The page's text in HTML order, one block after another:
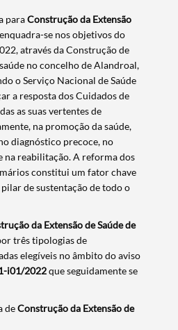
paraConstrução da Extensão
se nos objetivos do
através da Construção de
no concelho de Alandroal,
o Serviço Nacional de Saúde
a resposta dos Cuidados de
as suas vertentes de
na promoção da saúde,
diagnóstico precoce, no
na reabilitação. A reforma dos
constitui um fator chave
de sustentação de todo o
da Extensão de Saúde de
três tipologias de
elegíveis no âmbito do aviso
i01/2022que seguidamente se
deConstrução da Extensão de